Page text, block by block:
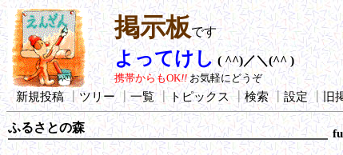
掲示板です
よってけし ( ^^)／＼(^^ )
携帯からもOK!! お気軽にどうぞ
新規投稿┃ツリー┃一覧┃トピックス┃検索┃設定┃旧
ふるさとの森